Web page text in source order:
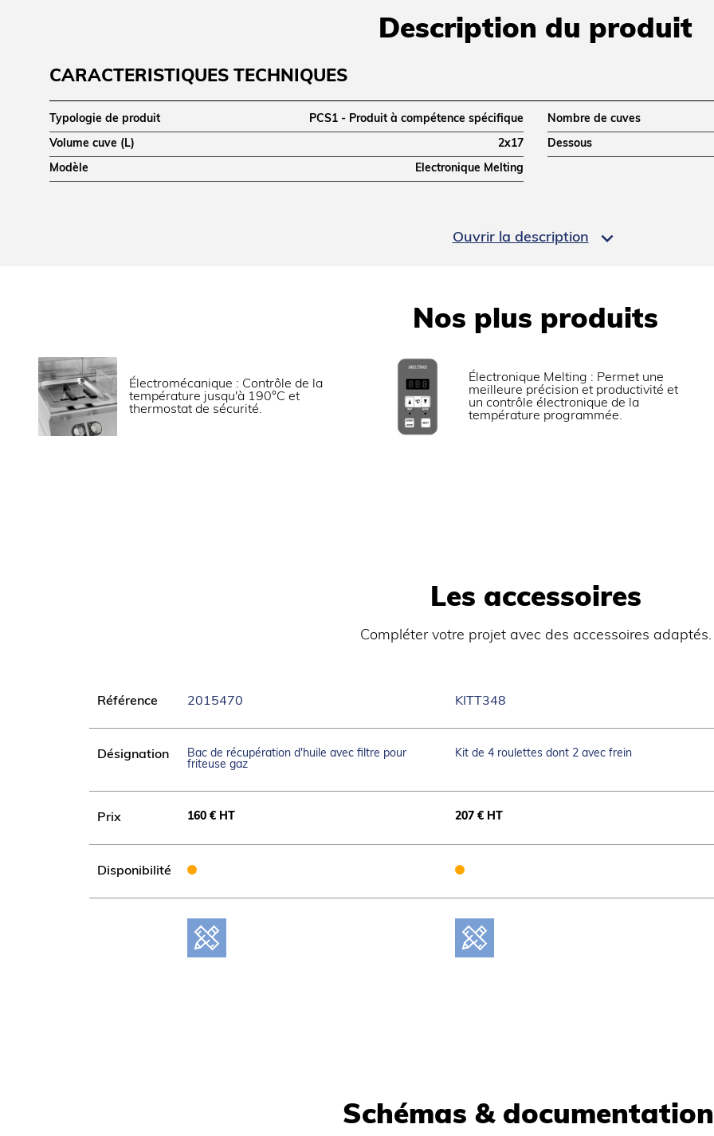
Ouvrir la description 
Description du produit
CARACTÉRISTIQUES TECHNIQUES
Typologie de produit PCS1 - Produit à compétence spécifique Nombre de cuves
Volume cuve (L) 2x17 Dessous
Modèle Electronique Melting
800x900x900
ALIMENTATION
Puissance gaz (kW) 33 Puissance électrique raccordée
Tension (V) 230V (mono)
Dessus embouti avec épaisseur 20/10ème et surface anti-
Commandes électromécaniques avec thermostat jusqu’à 190°C ou
commandes électroniques Melting.
fournis).
Robinet de vidange
Brûleurs en fonte
Nos plus produits
Électromécanique : Contrôle de la
température jusqu'à 190°C et
thermostat de sécurité.
Électronique Melting : Permet une
meilleure précision et productivité et
un contrôle électronique de la
température programmée.
Les accessoires
Compléter votre projet avec des accessoires adaptés.
Référence
Désignation
Prix
Disponibilité
2015470
Bac de récupération d'huile avec filtre pour
friteuse gaz
160 € HT
KITT348
Kit de 4 roulettes dont 2 avec frein
207 € HT
Schémas &